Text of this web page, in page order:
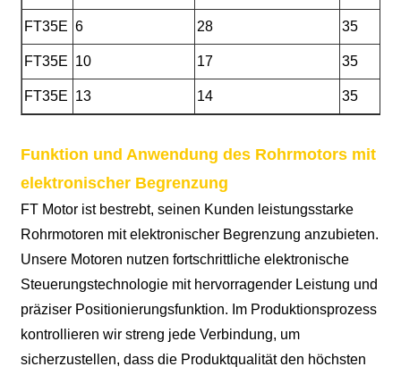
FT35E 6 28 35
FT35E 10 17 35
FT35E 13 14 35
Funktion und Anwendung des Rohrmotors mit
elektronischer Begrenzung
FT Motor ist bestrebt, seinen Kunden leistungsstarke
Rohrmotoren mit elektronischer Begrenzung anzubieten.
Unsere Motoren nutzen fortschrittliche elektronische
Steuerungstechnologie mit hervorragender Leistung und
präziser Positionierungsfunktion. Im Produktionsprozess
kontrollieren wir streng jede Verbindung, um
sicherzustellen, dass die Produktqualität den höchsten